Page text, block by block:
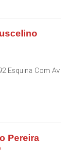
Esquina Com Av.
Pereira